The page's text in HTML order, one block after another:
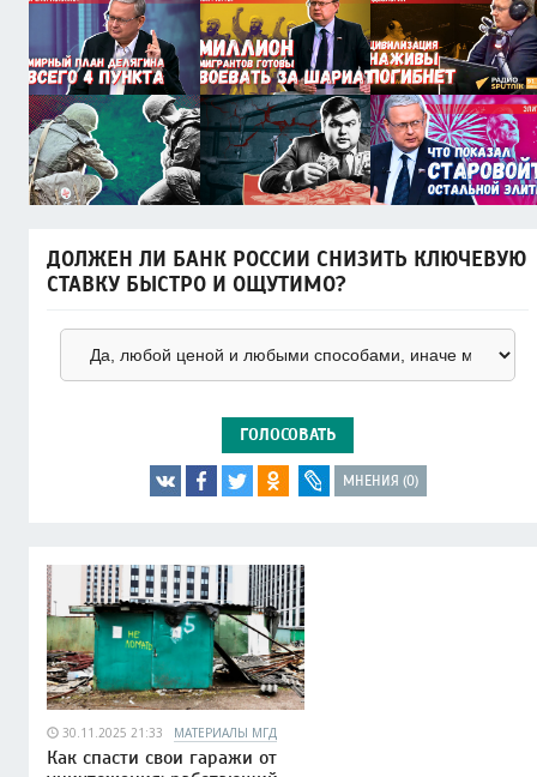
ДОЛЖЕН ЛИ БАНК РОССИИ СНИЗИТЬ КЛЮЧЕВУЮ
СТАВКУ БЫСТРО И ОЩУТИМО?
ГОЛОСОВАТЬ
МНЕНИЯ (0)
30.11.2025 21:33 МАТЕРИАЛЫ МГД
Как спасти свои гаражи от